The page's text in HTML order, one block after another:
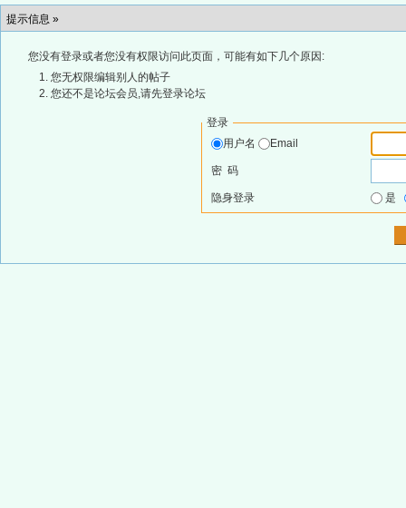
提示信息 »
您没有登录或者您没有权限访问此页面，可能有如下几个原因:
您无权限编辑别人的帖子
您还不是论坛会员,请先登录论坛
登录
用户名
Email
密 码
隐身登录 是